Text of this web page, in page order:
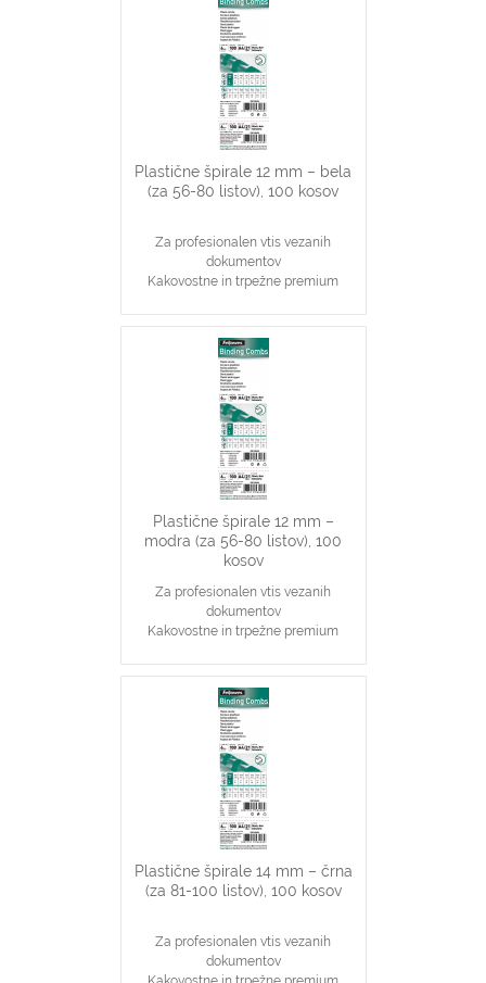
12 mm špirale primerne za vezavo 56-
80 stranskih dokumentov
Primerno za katerikoli aparat za
plastične špirale na 21 lukenj, ki veže
do 80 listov
Plastične špirale 12 mm – bela
(za 56-80 listov), 100 kosov
Za profesionalen vtis vezanih
dokumentov
Kakovostne in trpežne premium
Najpopularnjši, ekonomičen in
vsestranski našin vezave dokumentov
12 mm špirale primerne za vezavo 56-
80 stranskih dokumentov
Primerno za katerikoli aparat za
plastične špirale na 21 lukenj, ki veže
do 80 listov
Plastične špirale 12 mm –
modra (za 56-80 listov), 100
kosov
Za profesionalen vtis vezanih
dokumentov
Kakovostne in trpežne premium
Najpopularnjši, ekonomičen in
vsestranski našin vezave dokumentov
12 mm špirale primerne za vezavo 56-
80 stranskih dokumentov
Primerno za katerikoli aparat za
plastične špirale na 21 lukenj, ki veže
do 80 listov
Plastične špirale 14 mm – črna
(za 81-100 listov), 100 kosov
Za profesionalen vtis vezanih
dokumentov